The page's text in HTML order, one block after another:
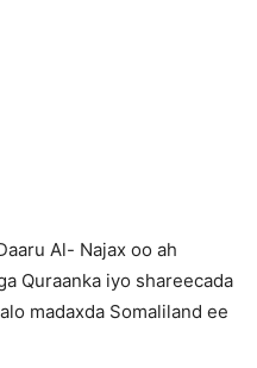
Al- Najax oo ah
Quraanka iyo shareecada
madaxda Somaliland ee